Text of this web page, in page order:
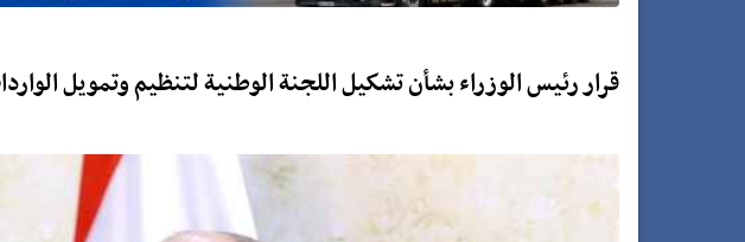
قرار رئيس الوزراء بشأن تشكيل اللجنة الوطنية لتنظيم وتمويل